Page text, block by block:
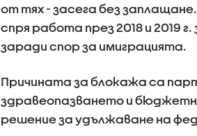
от тях - засега без
спря работа през 2018 и 2019
заради спор за имиграцията.
Причината за блокажа са
здравеопазването и
решение за удължаване на